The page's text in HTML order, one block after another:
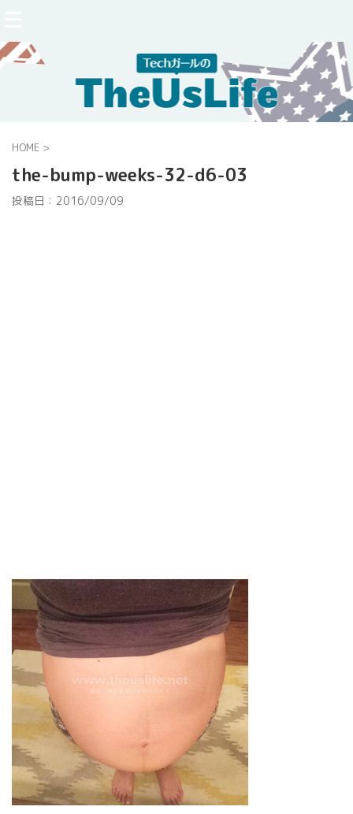
HOME >
the-bump-weeks-32-d6-03
投稿日： 2016/09/09